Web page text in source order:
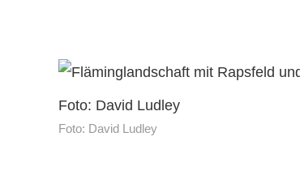
Foto: David Ludley
Foto: David Ludley